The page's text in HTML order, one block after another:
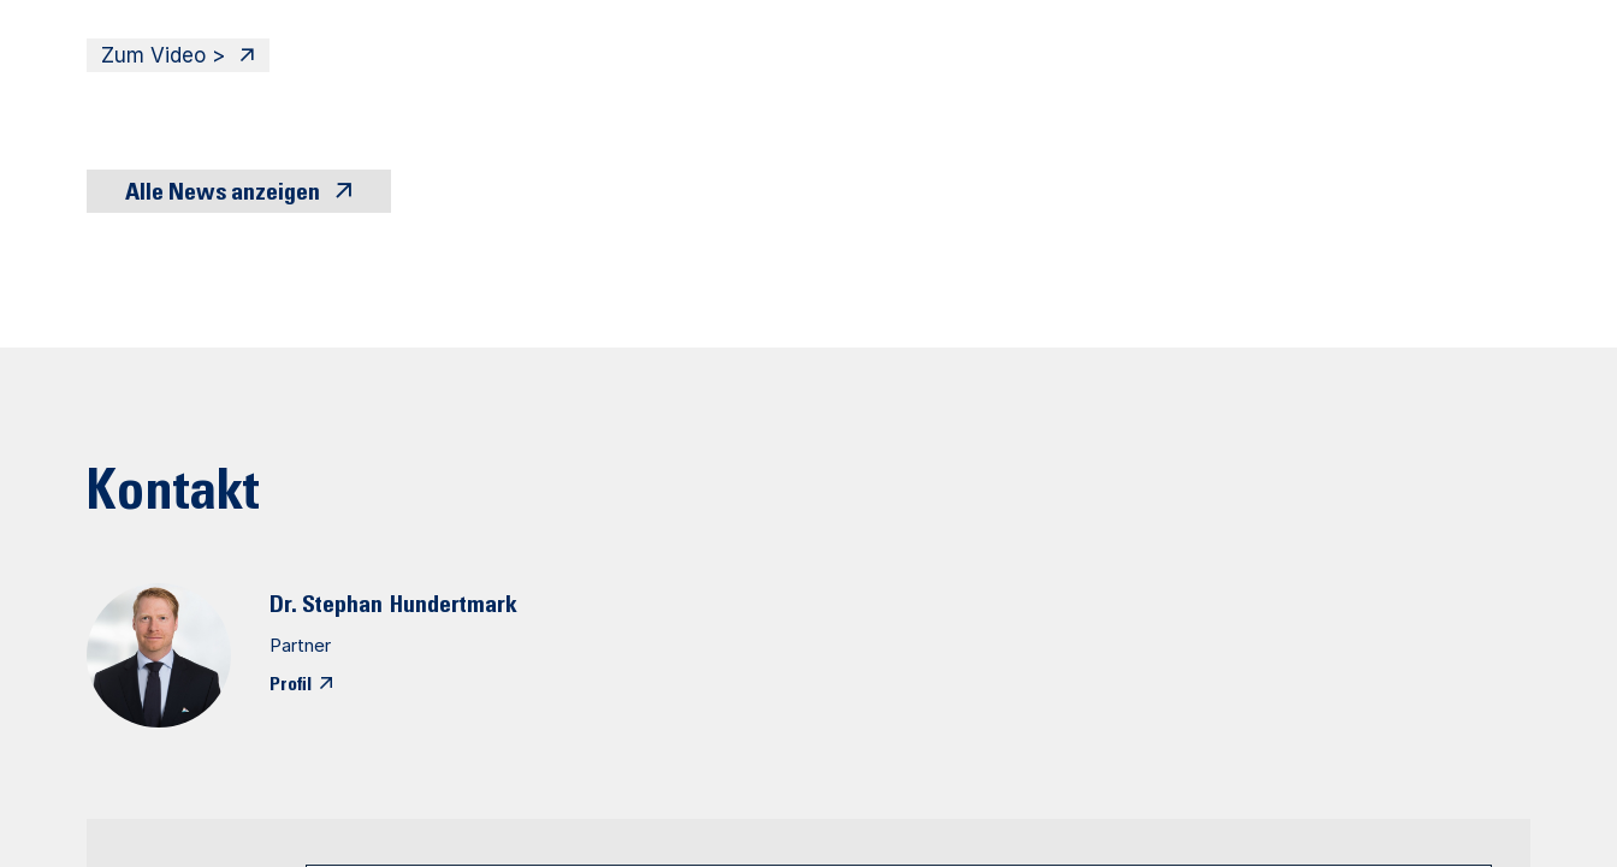
Zum Video >
Alle News anzeigen
Kontakt
Dr. Stephan Hundertmark
Partner
Profil